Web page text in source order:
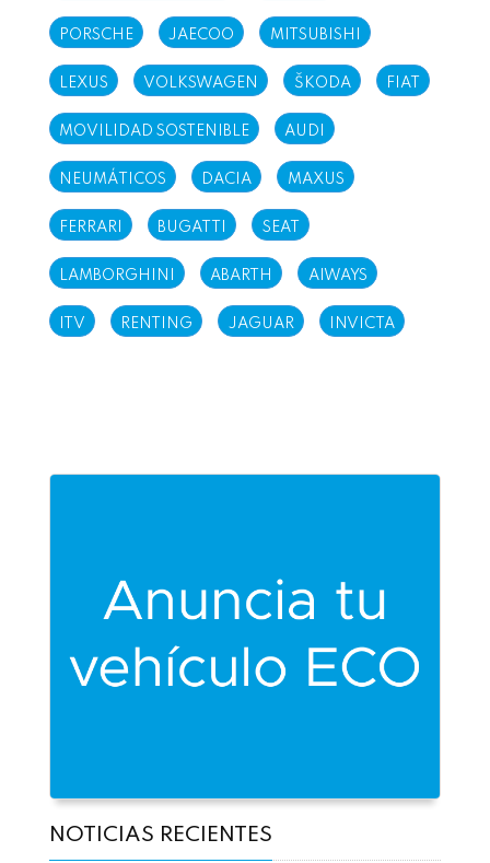
PORSCHE JAECOO MITSUBISHI
LEXUS VOLKSWAGEN ŠKODA FIAT
MOVILIDAD SOSTENIBLE AUDI
NEUMÁTICOS DACIA MAXUS
FERRARI BUGATTI SEAT
LAMBORGHINI ABARTH AIWAYS
ITV RENTING JAGUAR INVICTA
NOTICIAS RECIENTES